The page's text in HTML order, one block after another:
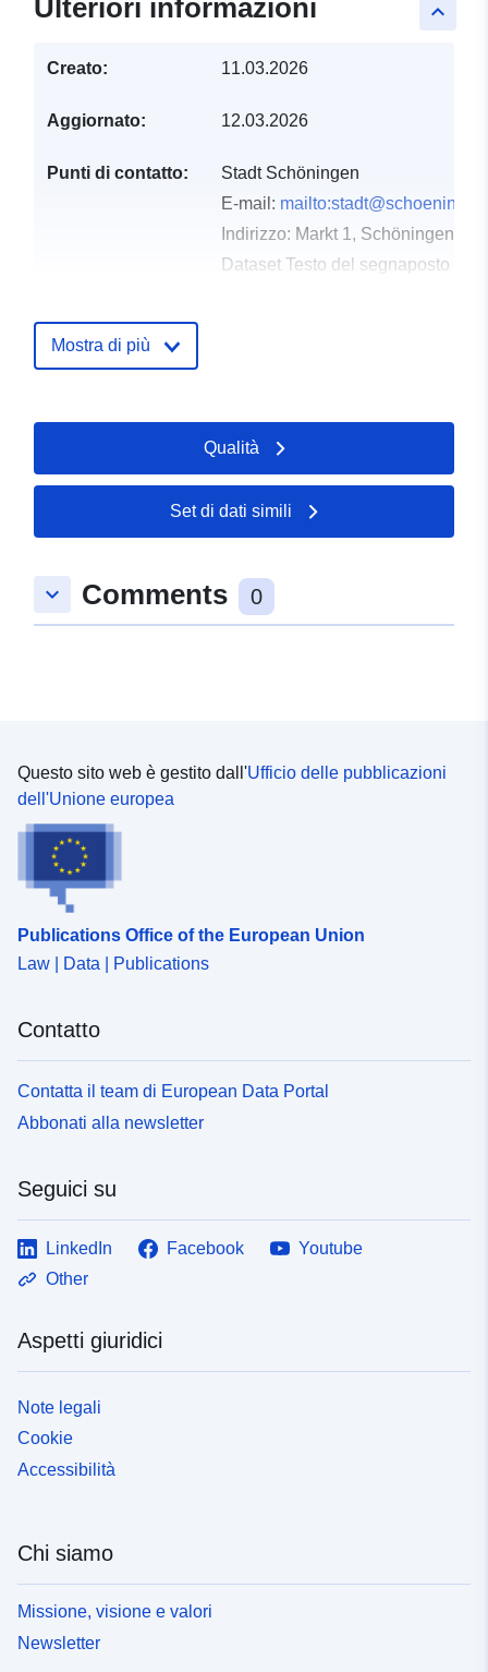
keyboard_arrow_up
Ulteriori informazioni
Creato: 11.03.2026
Aggiornato: 12.03.2026
Punti di contatto:
Stadt Schöningen
E-mail:
Indirizzo: Markt 1, Schöningen,
Dataset Testo del segnaposto
Registro del
Aggiornato su data.europa.eu:
04 August 2026
Coordinate: [ [ 10.9505106,
52.1457521 ], [ 10.9578989,
52.1413924 ], [ 10.9505106,
52.1413924 ], [ 10.9505106,
Mostra di più
Qualità
Set di dati simili
keyboard_arrow_down Comments 0
Questo sito web è gestito dall'Ufficio delle pubblicazioni
dell'Unione europea
Publications Office of the European Union
Law | Data | Publications
Contatto
Contatta il team di European Data Portal
Abbonati alla newsletter
Seguici su
LinkedIn Facebook
Youtube
Other
Aspetti giuridici
Note legali
Cookie
Accessibilità
Chi siamo
Missione, visione e valori
Newsletter